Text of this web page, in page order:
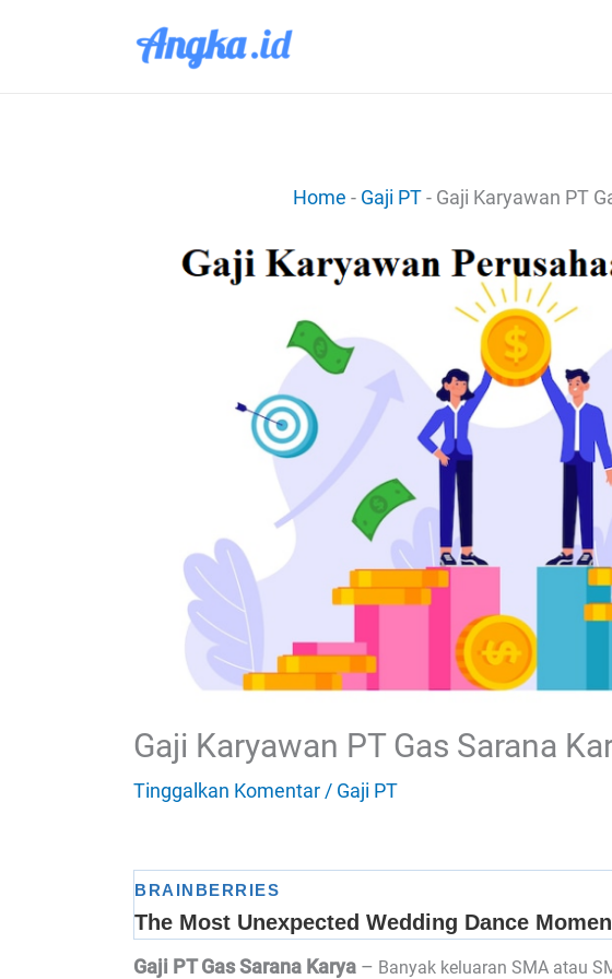
Home - Gaji PT- Gaji Karyawan PT
Gaji Karyawan PT Gas Sarana
Tinggalkan Komentar/ Gaji PT
Gaji PT Gas Sarana Karya – Banyak keluaran SMA atau